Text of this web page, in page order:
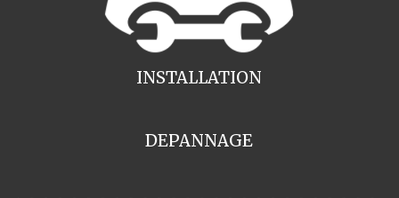
INSTALLATION
DEPANNAGE